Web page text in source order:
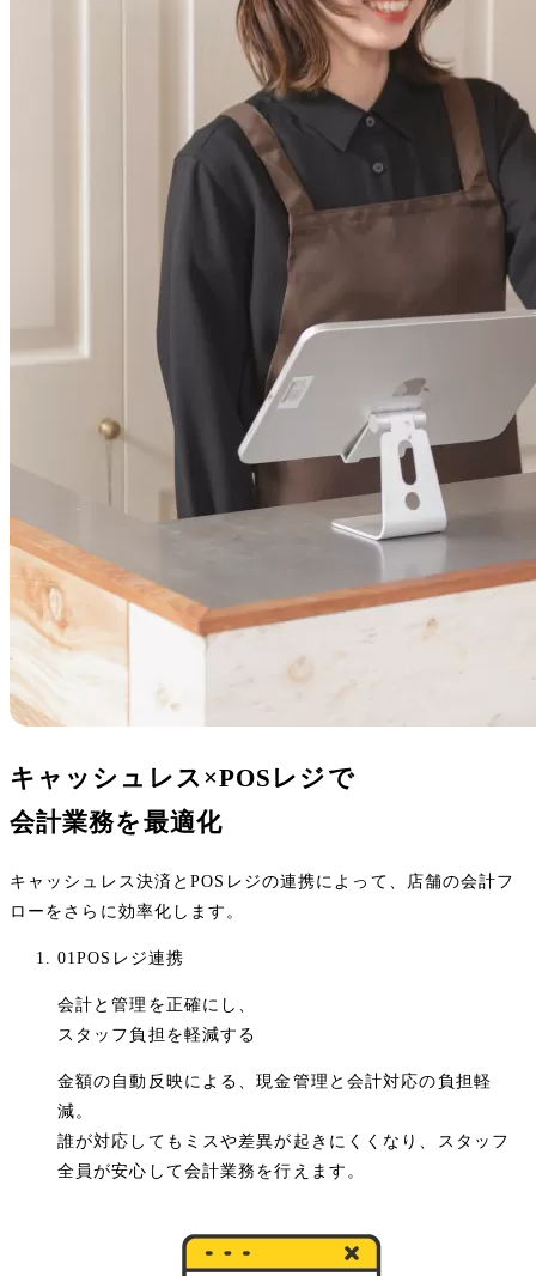
キャッシュレス×POSレジで
会計業務を最適化
キャッシュレス決済とPOSレジの連携によって、店舗の会計フ
ローをさらに効率化します。
01POSレジ連携
会計と管理を正確にし、
スタッフ負担を軽減する
金額の自動反映による、現金管理と会計対応の負担軽
減。
誰が対応してもミスや差異が起きにくくなり、スタッフ
全員が安心して会計業務を行えます。